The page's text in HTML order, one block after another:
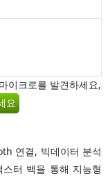
이크로를 발견하세요,
요
연결, 빅데이터 분석
터 백을 통해 지능형